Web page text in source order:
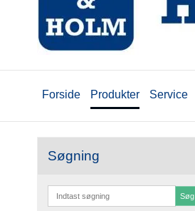
Forside Produkter Service
Søgning
Søg